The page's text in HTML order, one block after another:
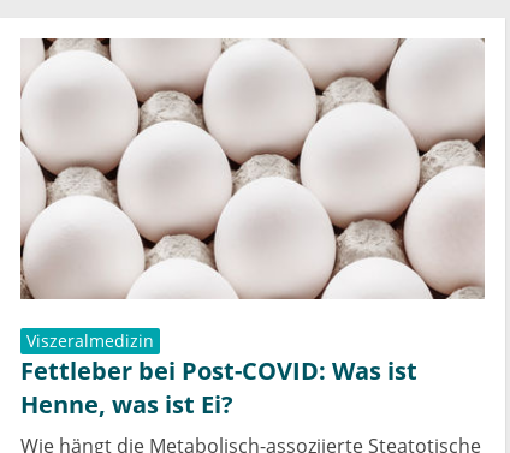
Viszeralmedizin
Fettleber bei Post-COVID: Was ist
Henne, was ist Ei?
Wie hängt die Metabolisch-assoziierte Steatotische